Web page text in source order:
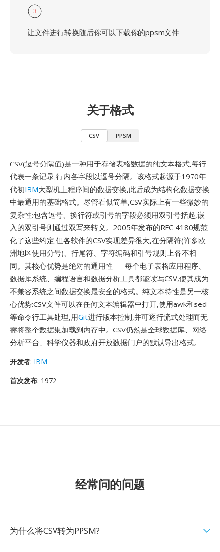
3
让文件进行转换随后你可以下载你的ppsm文件
关于格式
CSV PPSM
CSV(逗号分隔值)是一种用于存储表格数据的纯文本格式,每行
代表一条记录,行内各字段以逗号分隔。该格式起源于1970年
代初IBM大型机上程序间的数据交换,此后成为结构化数据交换
中最通用的基础格式。尽管看似简单,CSV实际上有一些微妙的
复杂性:包含逗号、换行符或引号的字段必须用双引号括起,嵌
入的双引号则通过双写来转义。2005年发布的RFC 4180规范
化了这些约定,但各软件的CSV实现差异很大,在分隔符(许多欧
洲地区使用分号)、行尾符、字符编码和引号规则上各不相
同。其核心优势是绝对的通用性 — 每个电子表格应用程序、
数据库系统、编程语言和数据分析工具都能读写CSV,使其成为
不兼容系统之间数据交换最安全的格式。纯文本特性是另一核
心优势:CSV文件可以在任何文本编辑器中打开,使用awk和sed
等命令行工具处理,用Git进行版本控制,并可逐行流式处理而无
需将整个数据集加载到内存中。CSV仍然是全球数据库、网络
分析平台、科学仪器和政府开放数据门户的默认导出格式。
开发者: IBM
首次发布: 1972
经常问的问题
为什么将CSV转为PPSM?